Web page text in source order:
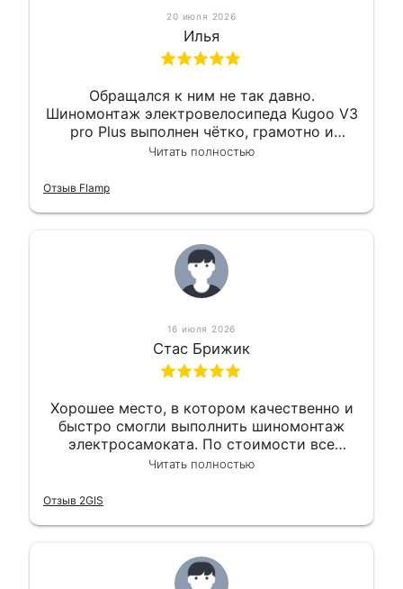
20 июля 2026
Илья
Обращался к ним не так давно.
Шиномонтаж электровелосипеда Kugoo V3
pro Plus выполнен чётко, грамотно и
квалифицированно. Всё сделано
Читать полностью
Отзыв Flamp
16 июля 2026
Стас Брижик
Хорошее место, в котором качественно и
быстро смогли выполнить шиномонтаж
электросамоката. По стоимости все
вышло вообще приемлемо хочу сказать.
Читать полностью
Отзыв 2GIS